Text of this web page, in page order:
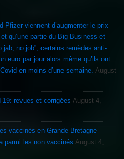
Pfizer viennent d’augmenter le prix
qu’une partie du Big Business et
jab, no job”, certains remèdes anti-
euro par jour alors même qu’ils ont
en moins d’une semaine. August
revues et corrigées August 4,
vaccinés en Grande Bretagne
parmi les non vaccinés August 4,